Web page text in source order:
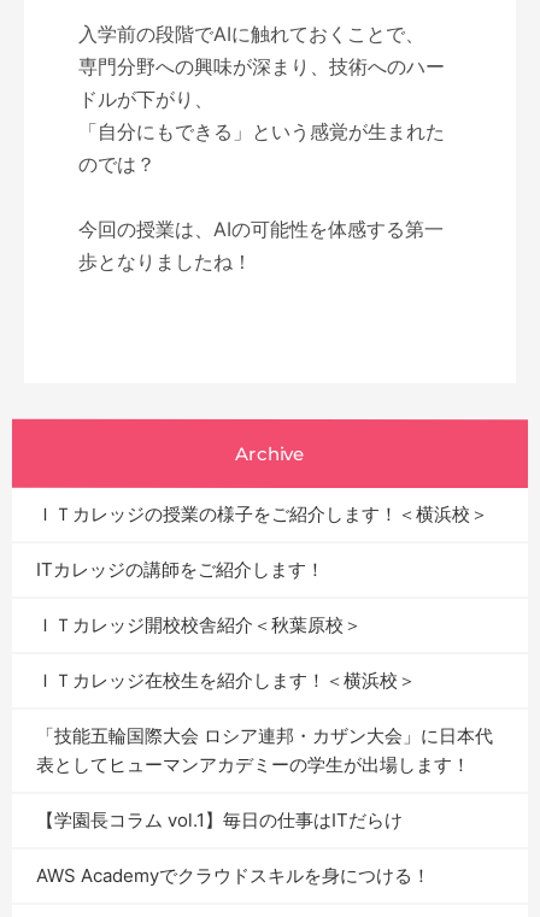
入学前の段階でAIに触れておくことで、
専門分野への興味が深まり、技術へのハー
ドルが下がり、
「自分にもできる」という感覚が生まれた
のでは？
今回の授業は、AIの可能性を体感する第一
歩となりましたね！
Archive
ＩＴカレッジの授業の様子をご紹介します！＜横浜校＞
ITカレッジの講師をご紹介します！
ＩＴカレッジ開校校舎紹介＜秋葉原校＞
ＩＴカレッジ在校生を紹介します！＜横浜校＞
「技能五輪国際大会 ロシア連邦・カザン大会」に日本代
表としてヒューマンアカデミーの学生が出場します！
【学園長コラム vol.1】毎日の仕事はITだらけ
AWS Academyでクラウドスキルを身につける！